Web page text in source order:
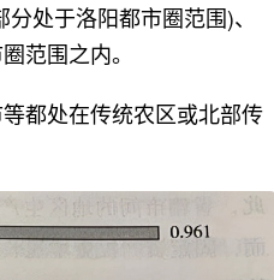
处于洛阳都市圈范围)、
范围之内。
都处在传统农区或北部传